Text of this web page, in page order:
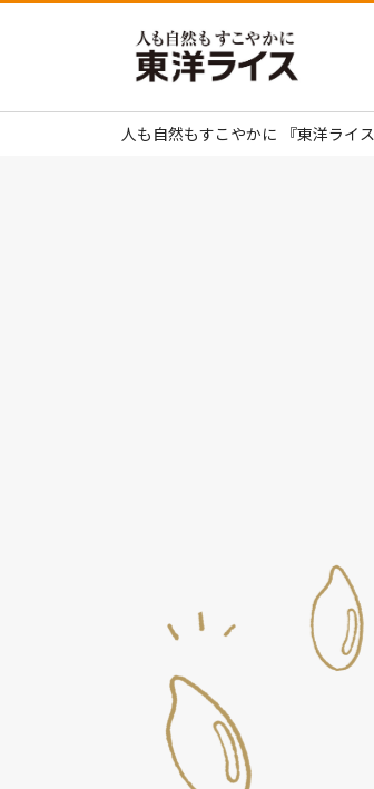
人も自然もすこやかに 『東洋ライス